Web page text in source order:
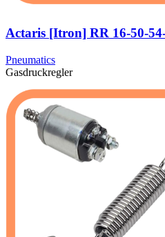
Actaris [Itron] RR 16-50-
Pneumatics
Gasdruckregler